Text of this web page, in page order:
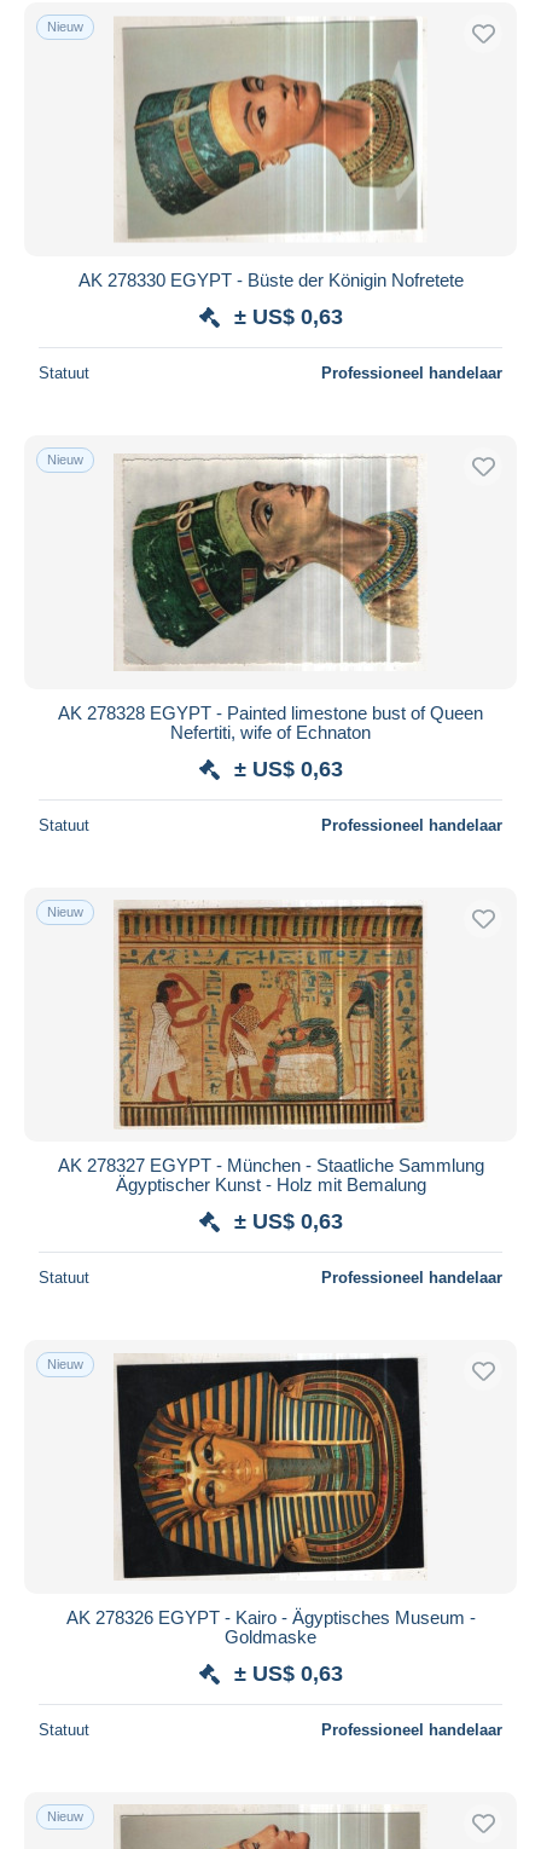
Gratis levering
PayPal
Bankoverschrijving
Visa
Mastercard
Bancontact
Woonplaats van de verkoper
Toepassen
Nieuw
AK 278330 EGYPT - Büste der Königin Nofretete
± US$ 0,63
Statuut Professioneel handelaar
Nieuw
AK 278328 EGYPT - Painted limestone bust of Queen
Nefertiti, wife of Echnaton
± US$ 0,63
Statuut Professioneel handelaar
Nieuw
AK 278327 EGYPT - München - Staatliche Sammlung
Ägyptischer Kunst - Holz mit Bemalung
± US$ 0,63
Statuut Professioneel handelaar
Nieuw
AK 278326 EGYPT - Kairo - Ägyptisches Museum -
Goldmaske
± US$ 0,63
Statuut Professioneel handelaar
Nieuw